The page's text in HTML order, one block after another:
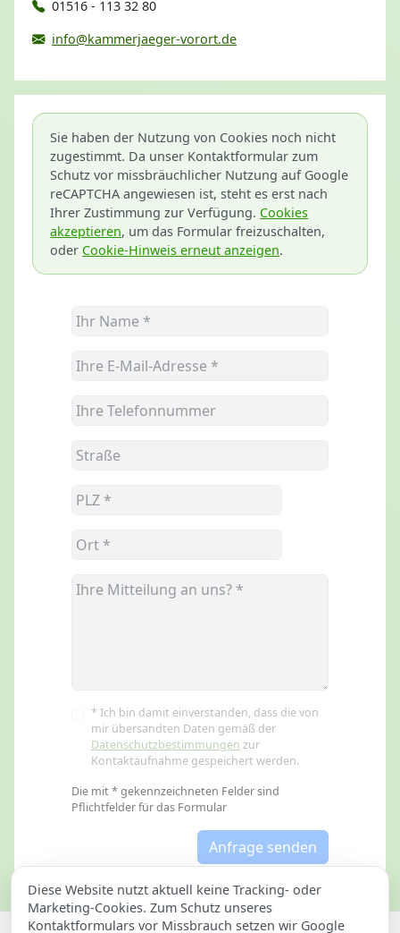
01516 - 113 32 80
info@kammerjaeger-vorort.de
Sie haben der Nutzung von Cookies noch nicht
zugestimmt. Da unser Kontaktformular zum
Schutz vor missbräuchlicher Nutzung auf Google
reCAPTCHA angewiesen ist, steht es erst nach
Ihrer Zustimmung zur Verfügung. Cookies
akzeptieren, um das Formular freizuschalten,
oder Cookie-Hinweis erneut anzeigen.
* Ich bin damit einverstanden, dass die von
mir übersandten Daten gemäß der
Datenschutzbestimmungen zur
Kontaktaufnahme gespeichert werden.
Die mit * gekennzeichneten Felder sind
Pflichtfelder für das Formular
Anfrage senden
Diese Website nutzt aktuell keine Tracking- oder
Marketing-Cookies. Zum Schutz unseres
Kontaktformulars vor Missbrauch setzen wir Google